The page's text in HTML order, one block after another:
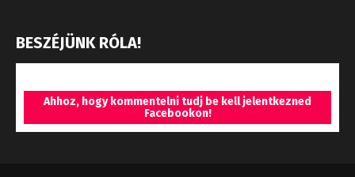
BESZÉJÜNK RÓLA!
Ahhoz, hogy kommentelni tudj be kell jelentkezned
Facebookon!